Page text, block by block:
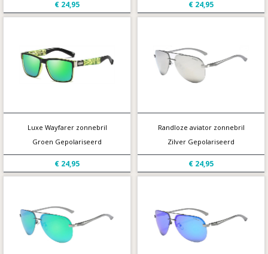
€ 24,95 € 24,95
Luxe Wayfarer zonnebril
Groen Gepolariseerd
€ 24,95
Randloze aviator zonnebril
Zilver Gepolariseerd
€ 24,95